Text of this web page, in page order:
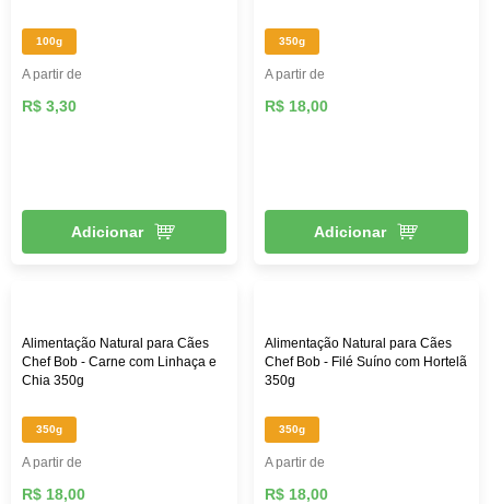
100g
A partir de
R$ 3,30
Adicionar
350g
A partir de
R$ 18,00
Adicionar
Alimentação Natural para Cães
Chef Bob - Carne com Linhaça e
Chia 350g
350g
A partir de
R$ 18,00
Alimentação Natural para Cães
Chef Bob - Filé Suíno com Hortelã
350g
350g
A partir de
R$ 18,00